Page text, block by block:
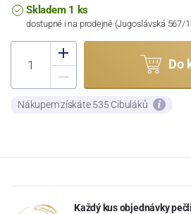
Skladem 1 ks
dostupné i na prodejně (Jugoslávská 567/
Do
Nákupem získáte 535 Cibuláků
Každý kus objednávky